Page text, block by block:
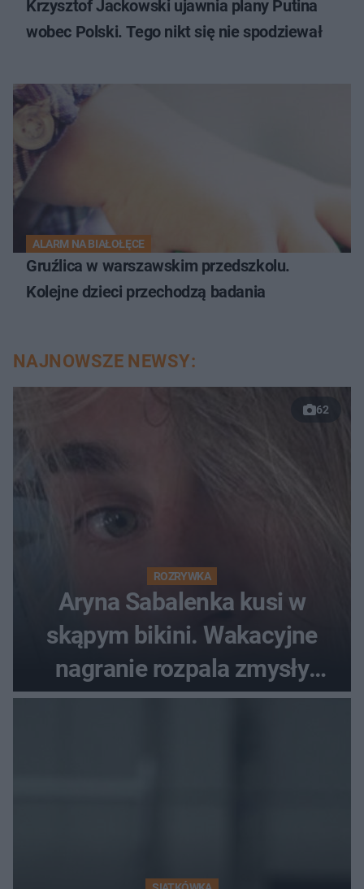
Krzysztof Jackowski ujawnia plany Putina
wobec Polski. Tego nikt się nie spodziewał
ALARM NA BIAŁOŁĘCE
Gruźlica w warszawskim przedszkolu.
Kolejne dzieci przechodzą badania
NAJNOWSZE NEWSY:
62
ROZRYWKA
Aryna Sabalenka kusi w
skąpym bikini. Wakacyjne
nagranie rozpala zmysły
fanów